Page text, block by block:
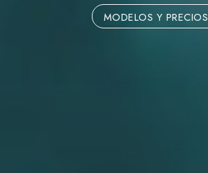
MODELOS Y PRECIOS